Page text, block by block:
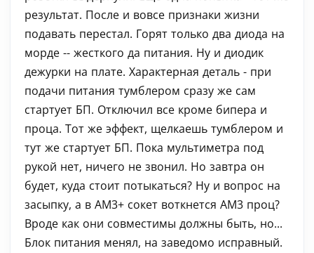
результат. После и вовсе признаки жизни
подавать перестал. Горят только два диода на
морде -- жесткого да питания. Ну и диодик
дежурки на плате. Характерная деталь - при
подачи питания тумблером сразу же сам
стартует БП. Отключил все кроме бипера и
проца. Тот же эффект, щелкаешь тумблером и
тут же стартует БП. Пока мультиметра под
рукой нет, ничего не звонил. Но завтра он
будет, куда стоит потыкаться? Ну и вопрос на
засыпку, а в АМ3+ сокет воткнется АМ3 проц?
Вроде как они совместимы должны быть, но...
Блок питания менял, на заведомо исправный.